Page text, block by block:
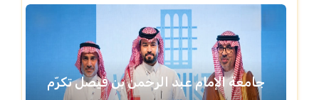
جامعة الإمام عبد الرحمن بن فيصل تكرّم